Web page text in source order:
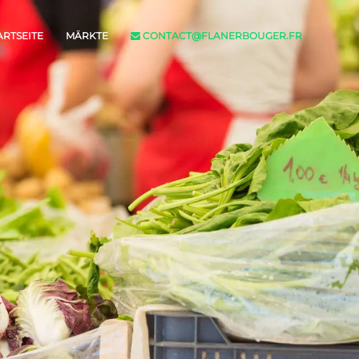
MÄRKTE CONTACT@FLANERBOUGER.FR